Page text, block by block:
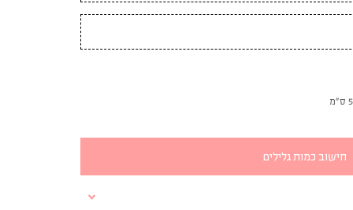
חישוב כמות גלילים